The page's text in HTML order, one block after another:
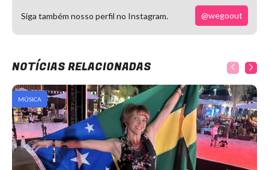
Siga também nosso perfil no Instagram. @wegoout
NOTÍCIAS RELACIONADAS
MÚSICA